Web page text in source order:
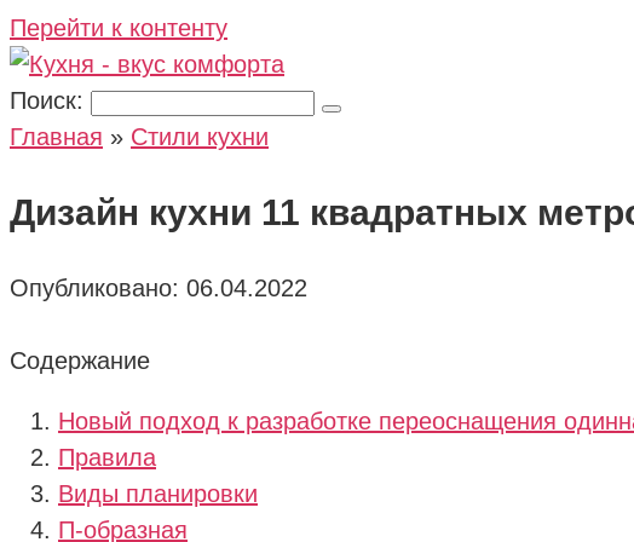
Перейти к контенту
Поиск:
Главная » Стили кухни
Дизайн кухни 11 квадратных
Опубликовано: 06.04.2022
Содержание
Новый подход к разработке переоснащения
Правила
Виды планировки
П-образная